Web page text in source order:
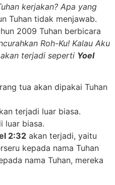
kerjakan? Apa yang
Tuhan tidak menjawab.
2009 Tuhan berbicara
Roh-Ku! Kalau Aku
terjadi seperti Yoel
tua akan dipakai Tuhan
terjadi luar biasa.
luar biasa.
2:32 akan terjadi, yaitu
kepada nama Tuhan
nama Tuhan, mereka